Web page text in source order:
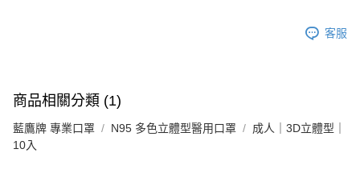
客服
商品相關分類 (1)
藍鷹牌 專業口罩 N95 多色立體型醫用口罩
成人｜3D立體型｜
10入